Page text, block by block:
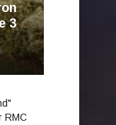
3
RMC